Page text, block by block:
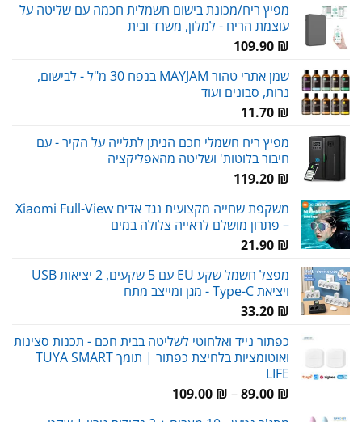
מפיץ ריח/מכונת בישום חשמלית חכמה עם שליטה על
עוצמת הריח - למלון, משרד ובית
109.90 ₪
שמן אתרי טהור MAYJAM בנפח 30 מ"ל - לבישום,
נרות, סבונים ועוד
11.70 ₪
מפיץ ריח חשמלי חכם הניתן לתלייה על הקיר - עם
חיבור בלוטות' ושליטה מהאפליקציה
119.20 ₪
משקפת שחייה מקצועית נגד אדים Xiaomi Full-View
– פתרון מושלם לראייה צלולה במים
21.90 ₪
מפצל חשמל שקע EU עם 5 שקעים, 2 יציאות USB
ויציאת Type-C - מגן ומייצב מתח
33.20 ₪
כפתור נייד ואלחוטי לשליטה בבית חכם - תכנות סצינות
ואוטומציות בלחיצת כפתור | תומך TUYA SMART
LIFE
89.00 ₪
–
109.00 ₪